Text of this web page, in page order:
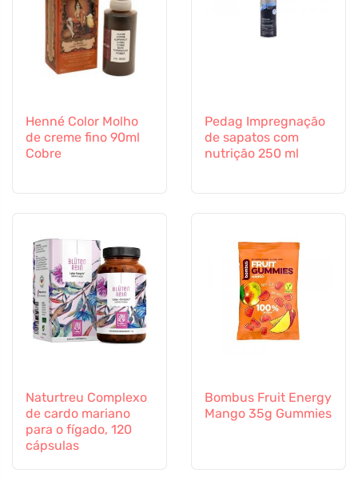
Henné Color Molho
de creme fino 90ml
Cobre
Pedag Impregnação
de sapatos com
nutrição 250 ml
Naturtreu Complexo
de cardo mariano
para o fígado, 120
cápsulas
Bombus Fruit Energy
Mango 35g Gummies